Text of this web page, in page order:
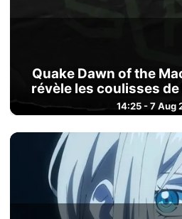
Quake Dawn of the
révèle les coulisses
14:25 - 7 Aug